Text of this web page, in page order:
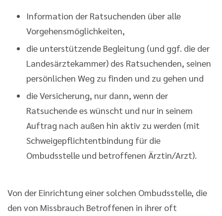
Information der Ratsuchenden über alle
Vorgehensmöglichkeiten,
die unterstützende Begleitung (und ggf. die der
Landesärztekammer) des Ratsuchenden, seinen
persönlichen Weg zu finden und zu gehen und
die Versicherung, nur dann, wenn der
Ratsuchende es wünscht und nur in seinem
Auftrag nach außen hin aktiv zu werden (mit
Schweigepflichtentbindung für die
Ombudsstelle und betroffenen Ärztin/Arzt).
Von der Einrichtung einer solchen Ombudsstelle, die
den von Missbrauch Betroffenen in ihrer oft